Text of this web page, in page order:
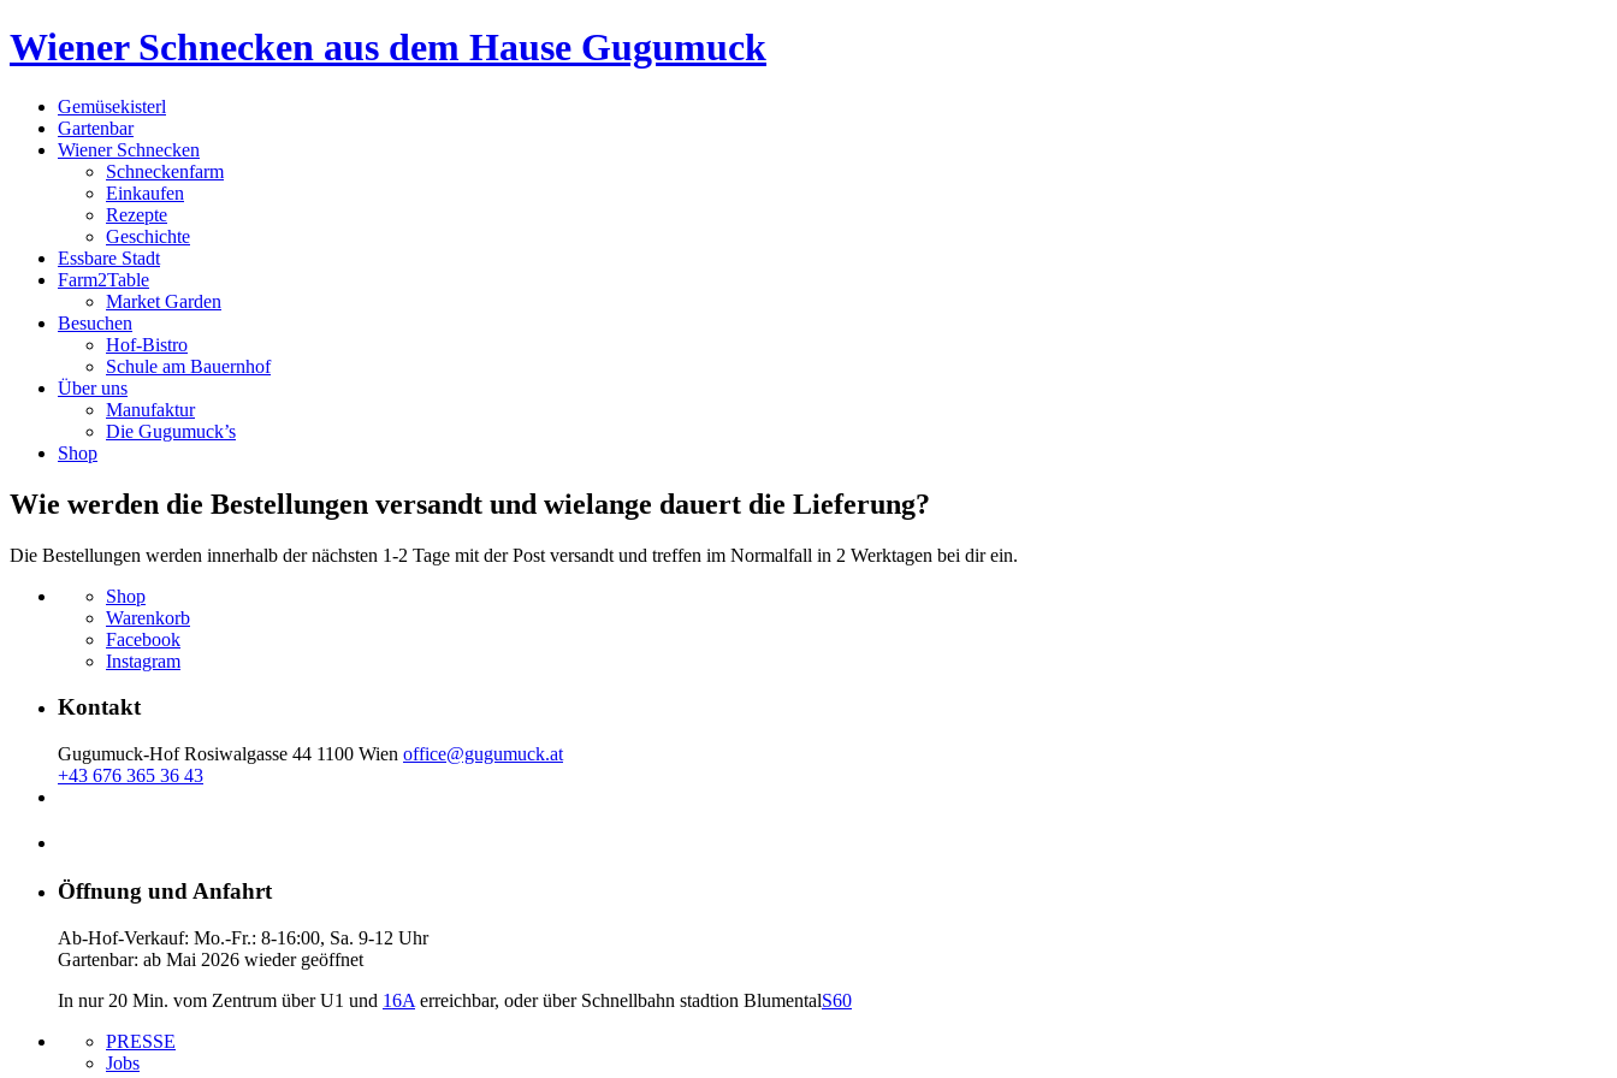
Wiener Schnecken aus dem Hause Gugumuck
Gemüsekisterl
Gartenbar
Wiener Schnecken
Schneckenfarm
Einkaufen
Rezepte
Geschichte
Essbare Stadt
Farm2Table
Market Garden
Besuchen
Hof-Bistro
Schule am Bauernhof
Über uns
Manufaktur
Die Gugumuck’s
Shop
Wie werden die Bestellungen versandt und wielange dauert die Lieferung?
Die Bestellungen werden innerhalb der nächsten 1-2 Tage mit der Post versandt und treffen im Normalfall in 2 Werktagen bei dir ein.
Shop
Warenkorb
Facebook
Instagram
Kontakt
Gugumuck-Hof Rosiwalgasse 44 1100 Wien office@gugumuck.at
+43 676 365 36 43
Öffnung und Anfahrt
Ab-Hof-Verkauf: Mo.-Fr.: 8-16:00, Sa. 9-12 Uhr
Gartenbar: ab Mai 2026 wieder geöffnet
In nur 20 Min. vom Zentrum über U1 und 16A erreichbar, oder über Schnellbahn stadtion BlumentalS60
PRESSE
Jobs